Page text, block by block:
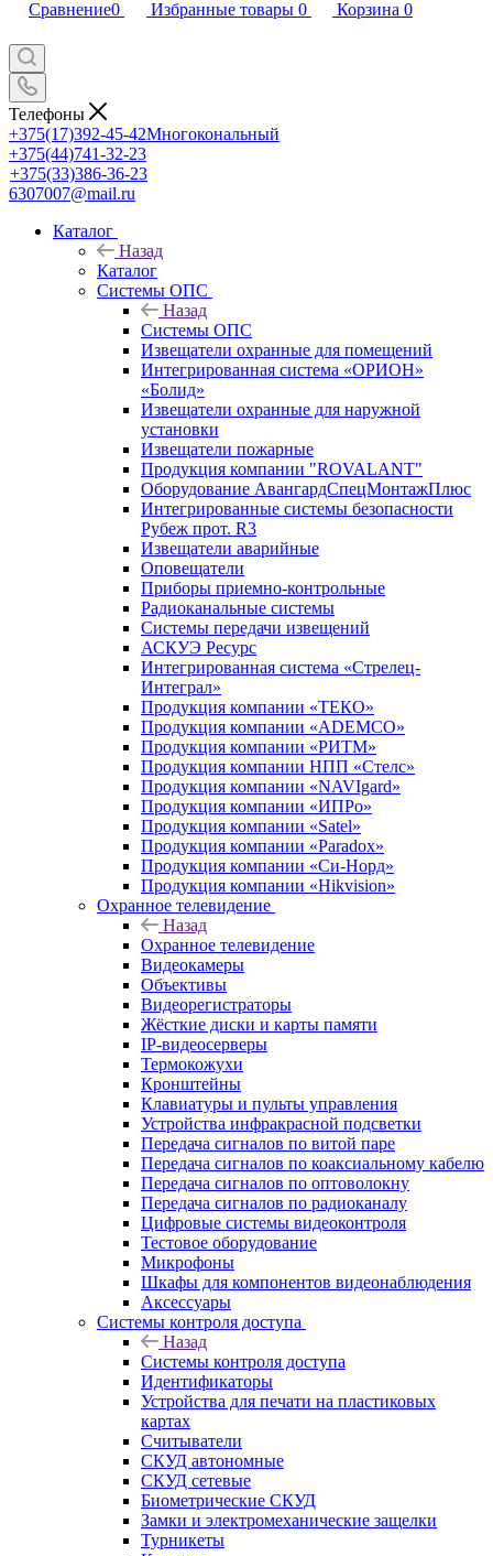
Сравнение0 Избранные товары 0 Корзина 0
Телефоны
+375(17)392-45-42Многокональный
+375(44)741-32-23
+375(33)386-36-23
6307007@mail.ru
Каталог
Назад
Каталог
Системы ОПС
Назад
Системы ОПС
Извещатели охранные для помещений
Интегрированная система «ОРИОН»
«Болид»
Извещатели охранные для наружной
установки
Извещатели пожарные
Продукция компании "ROVALANT"
Оборудование АвангардСпецМонтажПлюс
Интегрированные системы безопасности
Рубеж прот. R3
Извещатели аварийные
Оповещатели
Приборы приемно-контрольные
Радиоканальные системы
Системы передачи извещений
АСКУЭ Ресурс
Интегрированная система «Стрелец-
Интеграл»
Продукция компании «ТЕКО»
Продукция компании «ADEMCO»
Продукция компании «РИТМ»
Продукция компании НПП «Стелс»
Продукция компании «NAVIgard»
Продукция компании «ИПРо»
Продукция компании «Satel»
Продукция компании «Paradox»
Продукция компании «Си-Норд»
Продукция компании «Hikvision»
Охранное телевидение
Назад
Охранное телевидение
Видеокамеры
Объективы
Видеорегистраторы
Жёсткие диски и карты памяти
IP-видеосерверы
Термокожухи
Кронштейны
Клавиатуры и пульты управления
Устройства инфракрасной подсветки
Передача сигналов по витой паре
Передача сигналов по коаксиальному кабелю
Передача сигналов по оптоволокну
Передача сигналов по радиоканалу
Цифровые системы видеоконтроля
Тестовое оборудование
Микрофоны
Шкафы для компонентов видеонаблюдения
Аксессуары
Системы контроля доступа
Назад
Системы контроля доступа
Идентификаторы
Устройства для печати на пластиковых
картах
Считыватели
СКУД автономные
СКУД сетевые
Биометрические СКУД
Замки и электромеханические защелки
Турникеты